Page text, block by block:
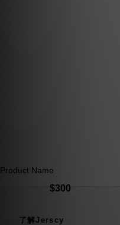
Product Name
$300
了解Jerscy